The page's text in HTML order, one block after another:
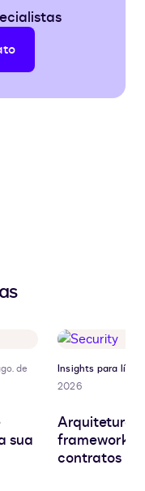
de
sua
Insights para
2026
Arquitetura
frameworks
contratos